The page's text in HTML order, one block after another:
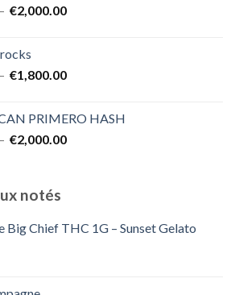
– €2,000.00Plage
à
– €1,800.00Plage
€300.00
à
PRIMERO HASH
– €2,000.00Plage
€2,000.00
notés
Big Chief THC 1G – Sunset Gelato